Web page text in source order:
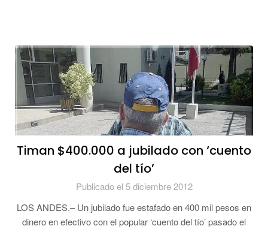
Timan $400.000 a jubilado con ‘cuento
del tío’
Publicado el 5 diciembre 2012
LOS ANDES.– Un jubilado fue estafado en 400 mil pesos en
dinero en efectivo con el popular ‘cuento del tío’ pasado el